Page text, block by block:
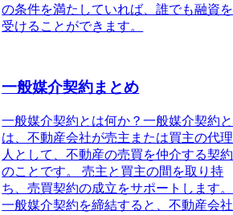
の条件を満たしていれば、誰でも融資を
受けることができます。
一般媒介契約まとめ
一般媒介契約とは何か？一般媒介契約と
は、不動産会社が売主または買主の代理
人として、不動産の売買を仲介する契約
のことです。 売主と買主の間を取り持
ち、売買契約の成立をサポートします。
一般媒介契約を締結すると、不動産会社